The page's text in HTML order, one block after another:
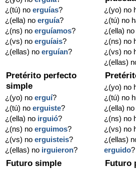
¿(tú) no erguías?
¿(ella) no erguía?
¿(ns) no erguíamos?
¿(vs) no erguíais?
¿(ellas) no erguían?
¿(yo) no
¿(tú) no
¿(ella)
¿(ns) no
¿(vs) no
¿(ellas)
Pretérito perfecto
simple
¿(yo) no erguí?
¿(tú) no erguiste?
¿(ella) no irguió?
¿(ns) no erguimos?
¿(vs) no erguisteis?
¿(ellas) no irguieron?
¿(yo) no
¿(tú) no
¿(ella)
¿(ns) no
¿(vs) no
¿(ellas)
erguido?
Futuro simple Futuro